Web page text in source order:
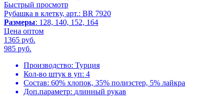
Быстрый просмотр
Рубашка в клетку, арт.: BR 7920
Размеры: 128, 140, 152, 164
Цена оптом
1365 руб.
985 руб.
Производство: Турция
Кол-во штук в уп: 4
Состав: 60% хлопок, 35% полиэстер, 5% лайкра
Доп.параметр: длинный рукав